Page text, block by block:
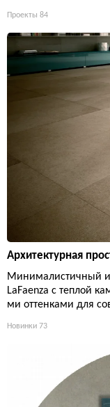
Проекты 84
Архитектурная
Минималистичный и
LaFaenza с теплой
ми оттенками для
Новинки 73